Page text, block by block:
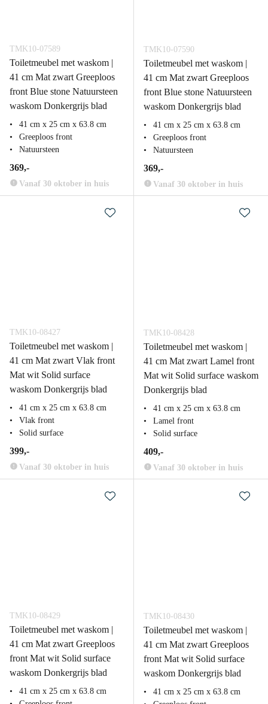
TMK10-07589
Toiletmeubel met waskom |
41 cm Mat zwart Greeploos
front Blue stone Natuursteen
waskom Donkergrijs blad
41 cm x 25 cm x 63.8 cm
Greeploos front
Natuursteen
369,-
Vanaf 30 oktober in huis
TMK10-07590
Toiletmeubel met waskom |
41 cm Mat zwart Greeploos
front Blue stone Natuursteen
waskom Donkergrijs blad
41 cm x 25 cm x 63.8 cm
Greeploos front
Natuursteen
369,-
Vanaf 30 oktober in huis
TMK10-08427
Toiletmeubel met waskom |
41 cm Mat zwart Vlak front
Mat wit Solid surface
waskom Donkergrijs blad
41 cm x 25 cm x 63.8 cm
Vlak front
Solid surface
399,-
Vanaf 30 oktober in huis
TMK10-08428
Toiletmeubel met waskom |
41 cm Mat zwart Lamel front
Mat wit Solid surface waskom
Donkergrijs blad
41 cm x 25 cm x 63.8 cm
Lamel front
Solid surface
409,-
Vanaf 30 oktober in huis
TMK10-08429
Toiletmeubel met waskom |
41 cm Mat zwart Greeploos
front Mat wit Solid surface
waskom Donkergrijs blad
41 cm x 25 cm x 63.8 cm
TMK10-08430
Toiletmeubel met waskom |
41 cm Mat zwart Greeploos
front Mat wit Solid surface
waskom Donkergrijs blad
41 cm x 25 cm x 63.8 cm